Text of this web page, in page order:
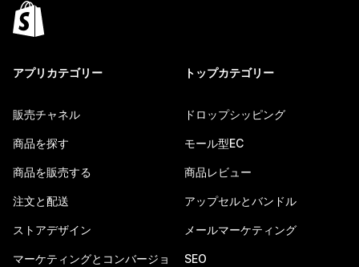
アプリカテゴリー
販売チャネル
商品を探す
商品を販売する
注文と配送
ストアデザイン
マーケティングとコンバージョ
トップカテゴリー
ドロップシッピング
モール型EC
商品レビュー
アップセルとバンドル
メールマーケティング
SEO